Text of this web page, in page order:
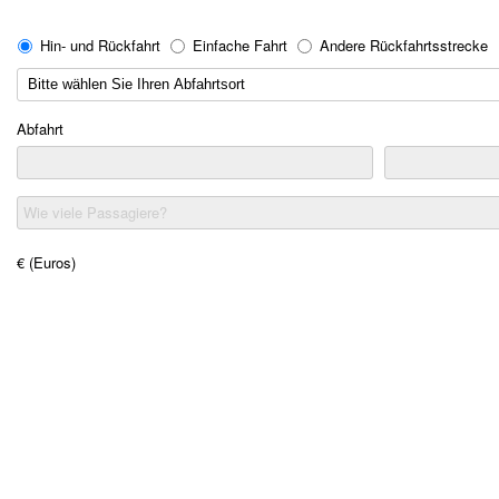
Hin- und Rückfahrt Einfache Fahrt Andere Rückfahrtsstrecke
Abfahrt
Wie viele Passagiere?
€ (Euros)